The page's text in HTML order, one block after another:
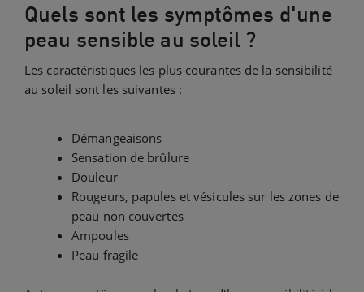
Quels sont les symptômes d'une
peau sensible au soleil ?
Les caractéristiques les plus courantes de la sensibilité
au soleil sont les suivantes :
Démangeaisons
Sensation de brûlure
Douleur
Rougeurs, papules et vésicules sur les zones de
peau non couvertes
Ampoules
Peau fragile